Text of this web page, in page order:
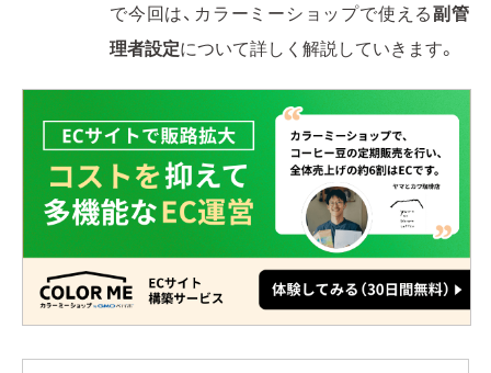
で今回は、カラーミーショップで使える副管
理者設定について詳しく解説していきます。